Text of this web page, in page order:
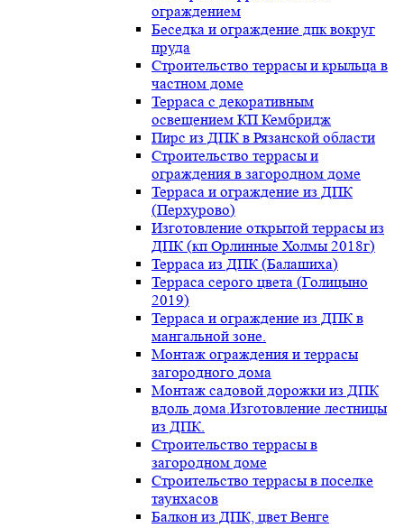
ограждением
Беседка и ограждение дпк вокруг
пруда
Строительство террасы и крыльца в
частном доме
Терраса с декоративным
освещением КП Кембридж
Пирс из ДПК в Рязанской области
Строительство террасы и
ограждения в загородном доме
Терраса и ограждение из ДПК
(Перхурово)
Изготовление открытой террасы из
ДПК (кп Орлинные Холмы 2018г)
Терраса из ДПК (Балашиха)
Терраса серого цвета (Голицыно
2019)
Терраса и ограждение из ДПК в
мангальной зоне.
Монтаж ограждения и террасы
загородного дома
Монтаж садовой дорожки из ДПК
вдоль дома.Изготовление лестницы
из ДПК.
Строительство террасы в
загородном доме
Строительство террасы в поселке
таунхасов
Балкон из ДПК, цвет Венге